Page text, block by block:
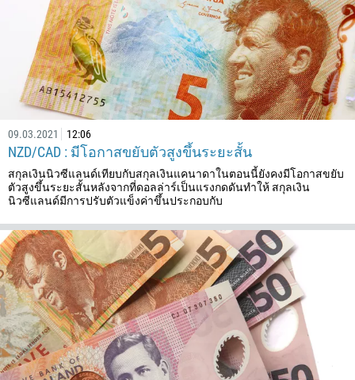
09.03.2021 12:06
NZD/CAD : มีโอกาสขยับตัวสูงขึ้นระยะสั้น
สกุลเงินนิวซีแลนด์เทียบกับสกุลเงินแคนาดาในตอนนี้ยังคงมีโอกาสขยับ
ตัวสูงขึ้นระยะสั้นหลังจากที่ดอลล่าร์เป็นแรงกดดันทำให้ สกุลเงิน
นิวซีแลนด์มีการปรับตัวแข็งค่าขึ้นประกอบกับ
359
226
257
855
237
1
238
1345
236
235
86
61
61
57
269